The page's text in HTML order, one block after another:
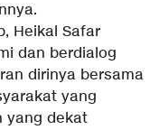
Heikal Safar
dan berdialog
dirinya bersama
yang
yang dekat